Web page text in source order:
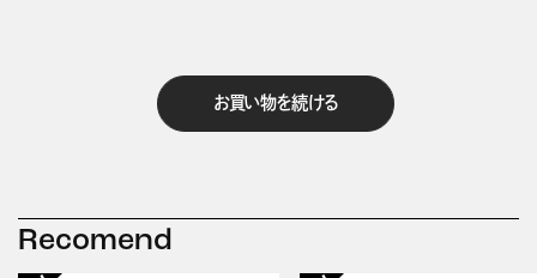
お買い物を続ける
Recomend